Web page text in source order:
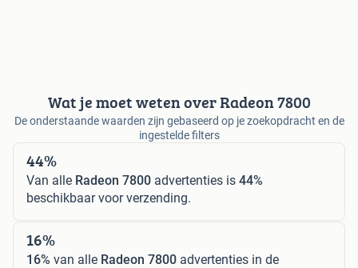
Wat je moet weten over Radeon 7800
De onderstaande waarden zijn gebaseerd op je zoekopdracht en de
ingestelde filters
44%
Van alle Radeon 7800 advertenties is 44%
beschikbaar voor verzending.
16%
16% van alle Radeon 7800 advertenties in de